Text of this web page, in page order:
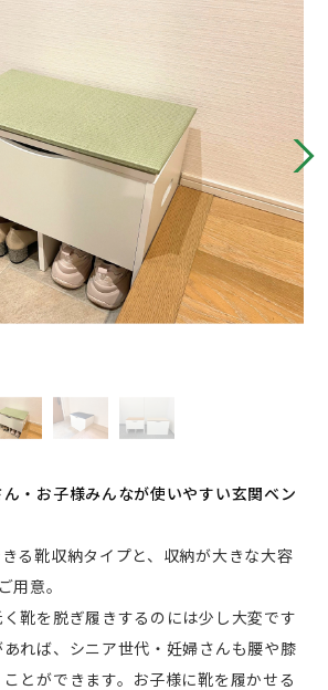
・お子様みんなが使いやすい玄関ベン
る靴収納タイプと、収納が大きな大容
用意。
靴を脱ぎ履きするのには少し大変です
れば、シニア世代・妊婦さんも腰や膝
とができます。お子様に靴を履かせる